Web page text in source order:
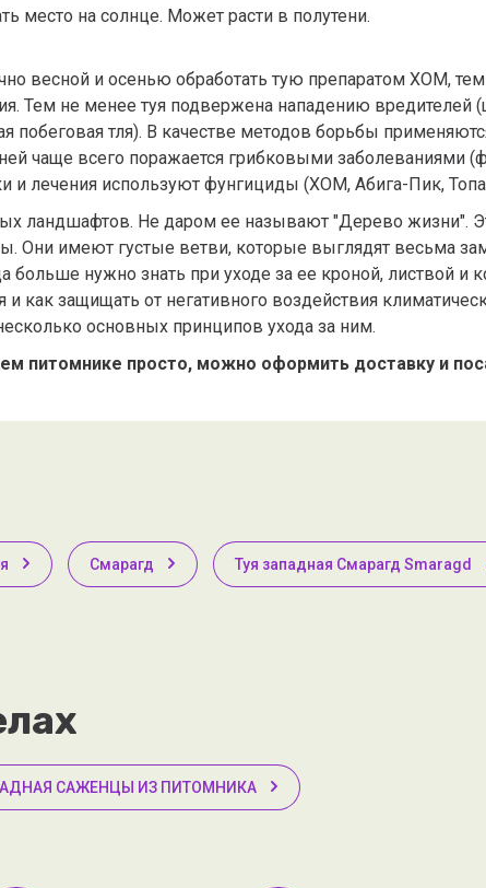
место на солнце. Может расти в полутени.
весной и осенью обработать тую препаратом ХОМ,
Тем не менее туя подвержена нападению вредителей
побеговая тля). В качестве методов борьбы
чаще всего поражается грибковыми заболеваниями
и лечения используют фунгициды (ХОМ, Абига-Пик,
ландшафтов. Не даром ее называют "Дерево жизни".
Они имеют густые ветви, которые выглядят весьма
больше нужно знать при уходе за ее кроной, листвой и
как защищать от негативного воздействия
основных принципов ухода за ним.
питомнике просто, можно оформить доставку и
Смарагд Туя западная Смарагд Smaragd
САЖЕНЦЫ ИЗ ПИТОМНИКА